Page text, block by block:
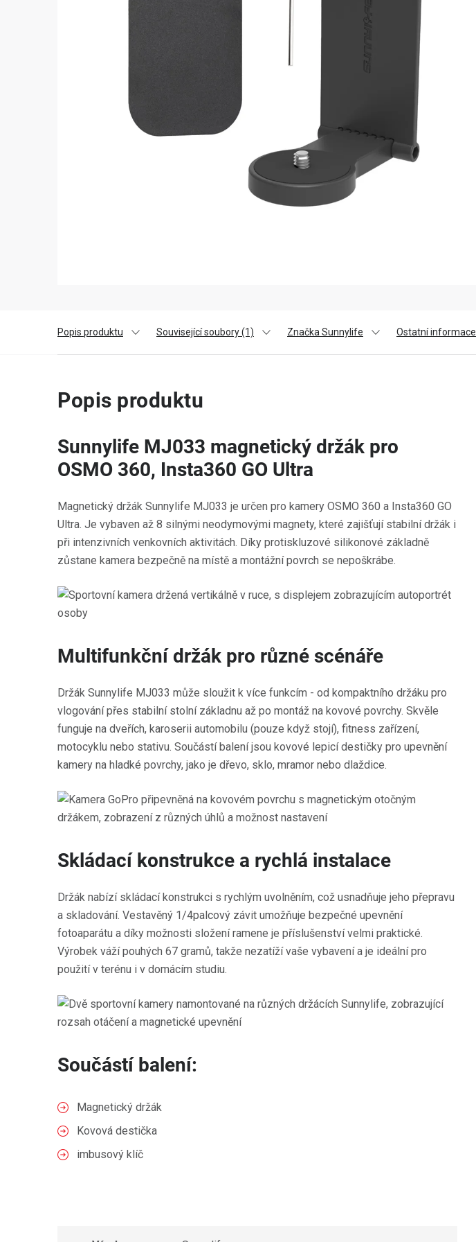
Popis produktu Související soubory (1) Značka Sunnylife Ostatní informace
Popis produktu
Sunnylife MJ033 magnetický držák pro
OSMO 360, Insta360 GO Ultra
Magnetický držák Sunnylife MJ033 je určen pro kamery OSMO 360 a Insta360 GO
Ultra. Je vybaven až 8 silnými neodymovými magnety, které zajišťují stabilní držák i
při intenzivních venkovních aktivitách. Díky protiskluzové silikonové základně
zůstane kamera bezpečně na místě a montážní povrch se nepoškrábe.
Multifunkční držák pro různé scénáře
Držák Sunnylife MJ033 může sloužit k více funkcím - od kompaktního držáku pro
vlogování přes stabilní stolní základnu až po montáž na kovové povrchy. Skvěle
funguje na dveřích, karoserii automobilu (pouze když stojí), fitness zařízení,
motocyklu nebo stativu. Součástí balení jsou kovové lepicí destičky pro upevnění
kamery na hladké povrchy, jako je dřevo, sklo, mramor nebo dlaždice.
Skládací konstrukce a rychlá instalace
Držák nabízí skládací konstrukci s rychlým uvolněním, což usnadňuje jeho přepravu
a skladování. Vestavěný 1/4palcový závit umožňuje bezpečné upevnění
fotoaparátu a díky možnosti složení ramene je příslušenství velmi praktické.
Výrobek váží pouhých 67 gramů, takže nezatíží vaše vybavení a je ideální pro
použití v terénu i v domácím studiu.
Součástí balení:
Magnetický držák
Kovová destička
imbusový klíč